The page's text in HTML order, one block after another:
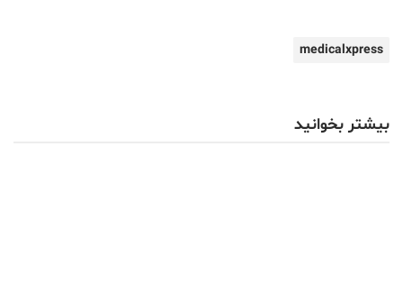
medicalxpress
بیشتر بخوانید